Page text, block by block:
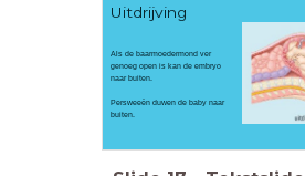
Uitdrijving
A ls de baarmoedermond ver
genoeg open is kan de embryo
naar buiten.
Persweeën duwen de baby naar
buiten.